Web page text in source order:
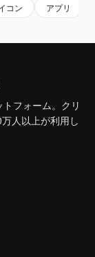
コン アプリ
フォーム。クリ
人以上が利用し